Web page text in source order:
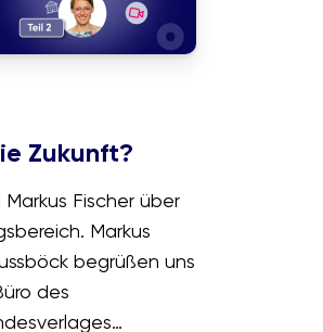
Zukunft?
Fischer über
Markus
begrüßen uns
des